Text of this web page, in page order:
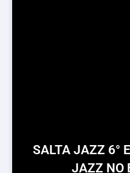
SALTA JAZZ 6°
JAZZ NO